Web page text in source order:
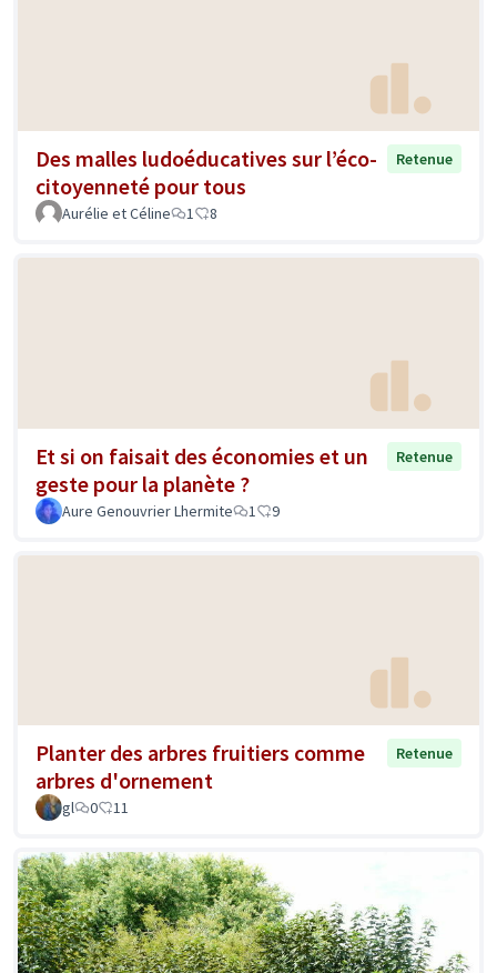
Des malles ludoéducatives sur l’éco-
citoyenneté pour tous
Retenue
Aurélie et Céline 1 8
Et si on faisait des économies et un
geste pour la planète ?
Retenue
Aure Genouvrier Lhermite 1 9
Planter des arbres fruitiers comme
arbres d'ornement
Retenue
gl 0 11